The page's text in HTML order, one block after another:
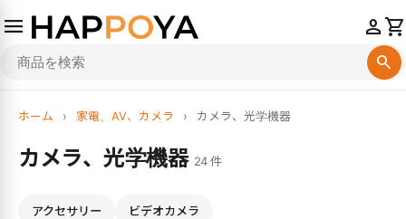
menu
search
personshopping_cart
ホーム › 家電、AV、カメラ › カメラ、光学機器
カメラ、光学機器 24 件
アクセサリー ビデオカメラ